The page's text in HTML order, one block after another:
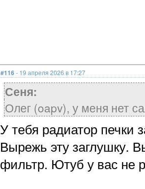
#116- 19 апреля 2026 в 17:27
Сеня:
Олег (oapv), у меня нет
У тебя радиатор печки
Вырежь эту заглушку.
фильтр. Ютуб у вас не